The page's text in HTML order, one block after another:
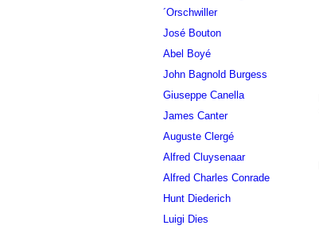
´Orschwiller
José Bouton
Abel Boyé
John Bagnold Burgess
Giuseppe Canella
James Canter
Auguste Clergé
Alfred Cluysenaar
Alfred Charles Conrade
Hunt Diederich
Luigi Dies